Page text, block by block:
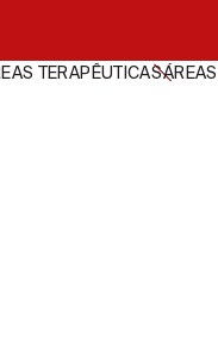
TERAPÊUTICAS